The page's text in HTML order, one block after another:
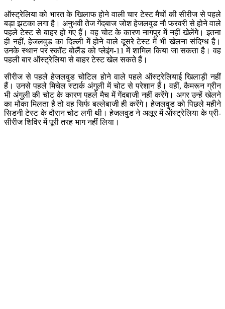
ऑस्ट्रेलिया को भारत के खिलाफ होने वाली चार टेस्ट मैचों की सीरीज से पहले
बड़ा झटका लगा है। अनुभवी तेज गेंदबाज जोश हेजलवुड नौ फरवरी से होने वाले
पहले टेस्ट से बाहर हो गए हैं। वह चोट के कारण नागपुर में नहीं खेलेंगे। इतना
ही नहीं, हेजलवुड का दिल्ली में होने वाले दूसरे टेस्ट में भी खेलना संदिग्ध है।
उनके स्थान पर स्कॉट बोलैंड को प्लेइंग-11 में शामिल किया जा सकता है। वह
पहली बार ऑस्ट्रेलिया से बाहर टेस्ट खेल सकते हैं।
सीरीज से पहले हेजलवुड चोटिल होने वाले पहले ऑस्ट्रेलियाई खिलाड़ी नहीं
हैं। उनसे पहले मिचेल स्टार्क अंगुली में चोट से परेशान हैं। वहीं, कैमरून ग्रीन
भी अंगुली की चोट के कारण पहले मैच में गेंदबाजी नहीं करेंगे। अगर उन्हें खेलने
का मौका मिलता है तो वह सिर्फ बल्लेबाजी ही करेंगे। हेजलवुड को पिछले महीने
सिडनी टेस्ट के दौरान चोट लगी थी। हेजलवुड ने अलूर में ऑस्ट्रेलिया के प्री-
सीरीज शिविर में पूरी तरह भाग नहीं लिया।